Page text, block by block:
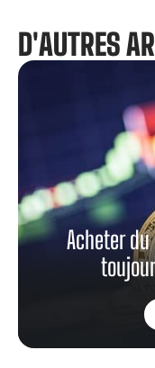
D'AUTRES
Acheter